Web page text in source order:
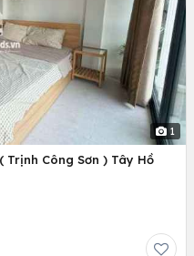
1
Bán 58m - 8 Tầng - 4m.Mặt Tiền.( Trịnh Công Sơn ) Tây Hồ